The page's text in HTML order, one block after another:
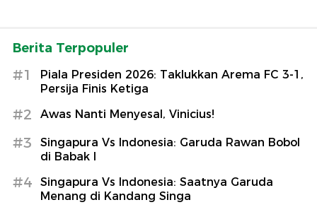
Berita Terpopuler
#1
Piala Presiden 2026: Taklukkan Arema FC 3-1,
Persija Finis Ketiga
#2 Awas Nanti Menyesal, Vinicius!
#3
Singapura Vs Indonesia: Garuda Rawan Bobol
di Babak I
#4
Singapura Vs Indonesia: Saatnya Garuda
Menang di Kandang Singa